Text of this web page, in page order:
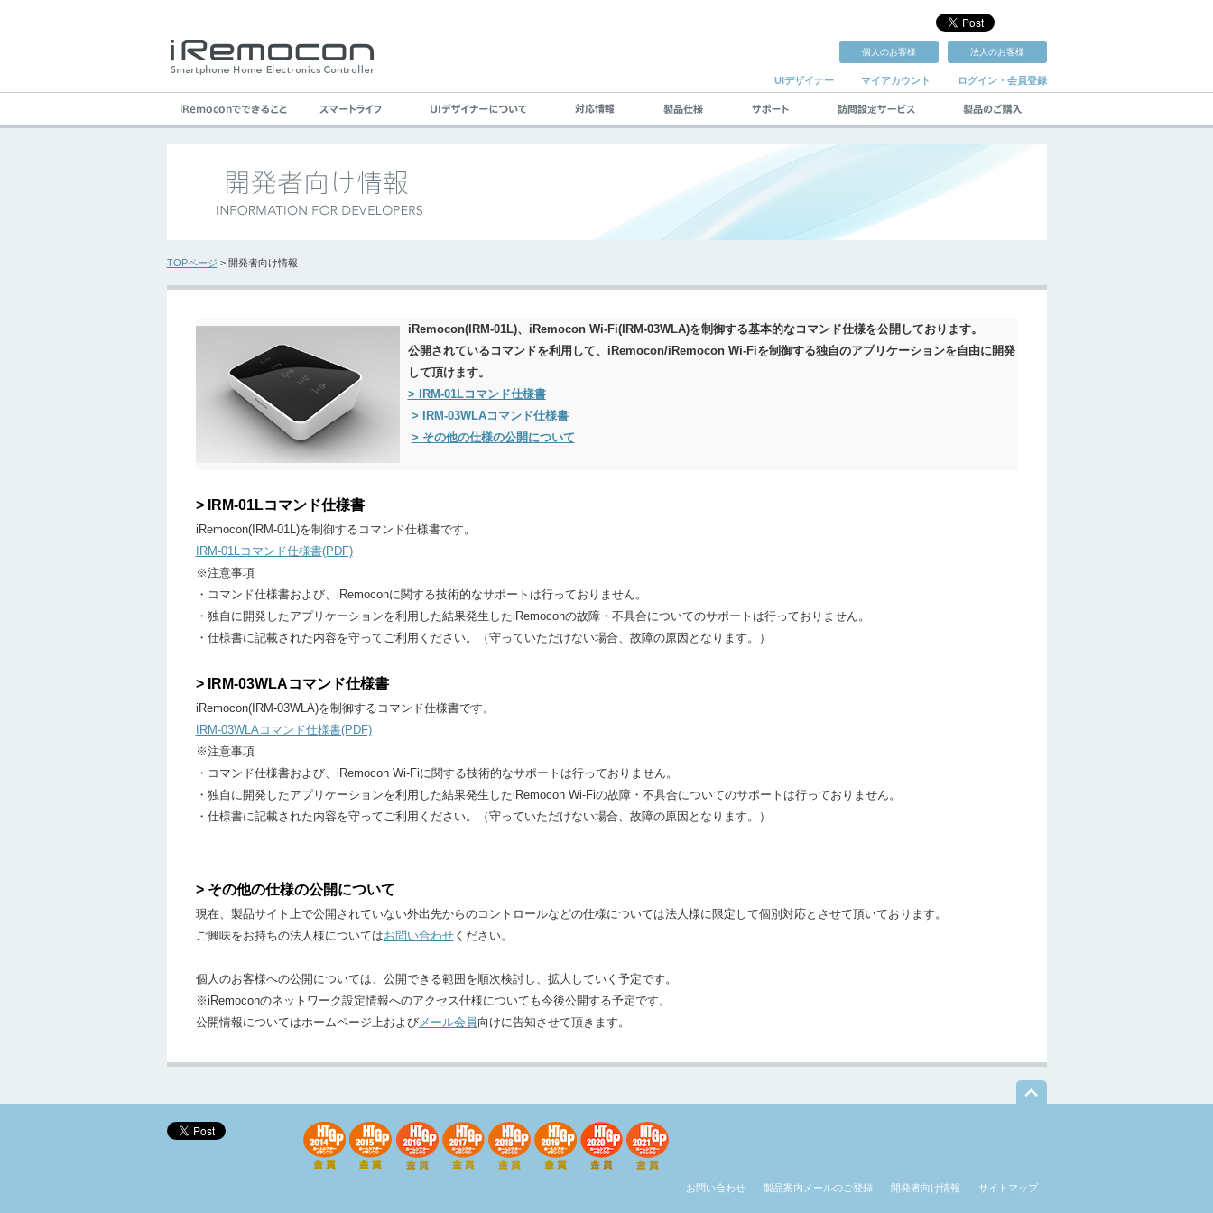
個人のお客様 法人のお客様
UIデザイナー マイアカウント ログイン・会員登録
TOPページ > 開発者向け情報
iRemocon(IRM-01L)、iRemocon Wi-Fi(IRM-03WLA)を制御する基本的なコマンド仕様を公開しております。
公開されているコマンドを利用して、iRemocon/iRemocon Wi-Fiを制御する独自のアプリケーションを自由に開発
して頂けます。
> IRM-01Lコマンド仕様書
> IRM-03WLAコマンド仕様書
> その他の仕様の公開について
> IRM-01Lコマンド仕様書
iRemocon(IRM-01L)を制御するコマンド仕様書です。
IRM-01Lコマンド仕様書(PDF)
※注意事項
・コマンド仕様書および、iRemoconに関する技術的なサポートは行っておりません。
・独自に開発したアプリケーションを利用した結果発生したiRemoconの故障・不具合についてのサポートは行っておりません。
・仕様書に記載された内容を守ってご利用ください。（守っていただけない場合、故障の原因となります。）
> IRM-03WLAコマンド仕様書
iRemocon(IRM-03WLA)を制御するコマンド仕様書です。
IRM-03WLAコマンド仕様書(PDF)
※注意事項
・コマンド仕様書および、iRemocon Wi-Fiに関する技術的なサポートは行っておりません。
・独自に開発したアプリケーションを利用した結果発生したiRemocon Wi-Fiの故障・不具合についてのサポートは行っておりません。
・仕様書に記載された内容を守ってご利用ください。（守っていただけない場合、故障の原因となります。）
> その他の仕様の公開について
現在、製品サイト上で公開されていない外出先からのコントロールなどの仕様については法人様に限定して個別対応とさせて頂いております。
ご興味をお持ちの法人様についてはお問い合わせください。
個人のお客様への公開については、公開できる範囲を順次検討し、拡大していく予定です。
※iRemoconのネットワーク設定情報へのアクセス仕様についても今後公開する予定です。
公開情報についてはホームページ上およびメール会員 向けに告知させて頂きます。
お問い合わせ 製品案内メールのご登録 開発者向け情報 サイトマップ